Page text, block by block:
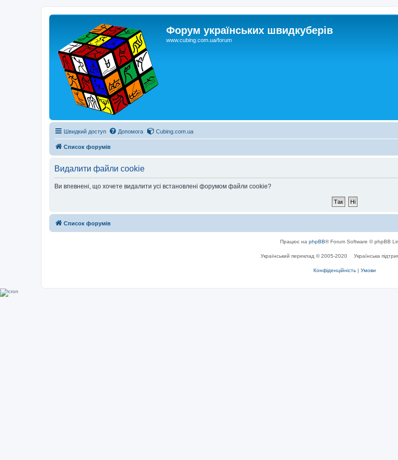
Форум українських швидкуберів
www.cubing.com.ua/forum
Швидкий доступ Допомога Cubing.com.ua
Список форумів
Видалити файли cookie
Ви впевнені, що хочете видалити усі встановлені форумом файли cookie?
Список форумів
Працює на phpBB® Forum Software © phpBB
Український переклад © 2005-2020 Українська
Конфіденційність | Умови